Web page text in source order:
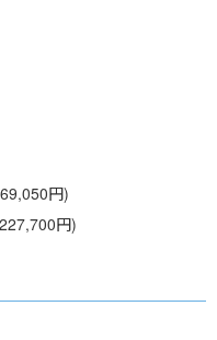
円)
円)